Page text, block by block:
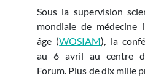
Sous la supervision
mondiale de médecine
âge (WOSIAM), la
au 6 avril au centre
Forum. Plus de dix mille